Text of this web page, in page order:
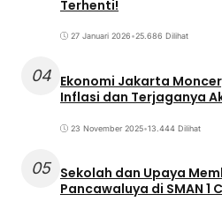
Terhenti!
27 Januari 2026•25.686 Dilihat
04 Ekonomi Jakarta
Inflasi dan Terjaganya
23 November 2025•13.444 Dilihat
05 Sekolah dan Upaya
Pancawaluya di SMAN 1